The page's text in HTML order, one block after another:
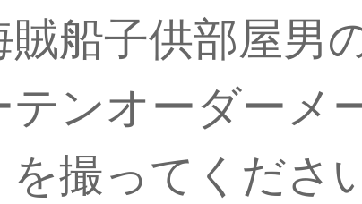
船子供部屋男
ンオーダーメ
を撮ってくださ